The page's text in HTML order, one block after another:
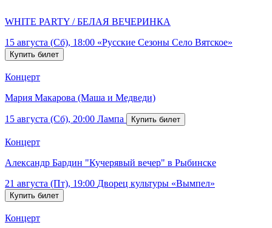
WHITE PARTY / БЕЛАЯ ВЕЧЕРИНКА
15 августа (Сб), 18:00 «Русские Сезоны Село Вятское»
Концерт
Мария Макарова (Маша и Медведи)
15 августа (Сб), 20:00 Лампа
Концерт
Александр Бардин "Кучерявый вечер" в Рыбинске
21 августа (Пт), 19:00 Дворец культуры «Вымпел»
Концерт